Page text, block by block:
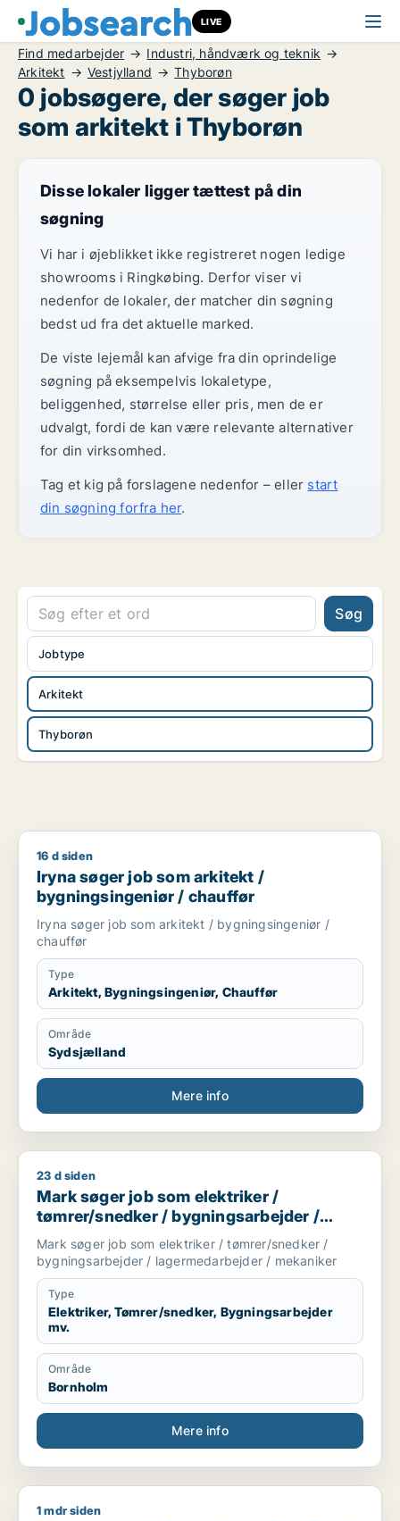
LIVE
Find medarbejder
Industri, håndværk og teknik
Arkitekt
Vestjylland Thyborøn
0 jobsøgere, der søger job
som arkitekt i Thyborøn
Disse lokaler ligger tættest på din
søgning
Vi har i øjeblikket ikke registreret nogen ledige
showrooms i Ringkøbing. Derfor viser vi
nedenfor de lokaler, der matcher din søgning
bedst ud fra det aktuelle marked.
De viste lejemål kan afvige fra din oprindelige
søgning på eksempelvis lokaletype,
beliggenhed, størrelse eller pris, men de er
udvalgt, fordi de kan være relevante alternativer
for din virksomhed.
Tag et kig på forslagene nedenfor – eller start
din søgning forfra her.
Søg
Arkitekt
Thyborøn
Jobtype
Iryna søger job som arkitekt / bygningsingeniør / chauffør
16 d siden
Iryna søger job som arkitekt /
bygningsingeniør / chauffør
Iryna søger job som arkitekt / bygningsingeniør /
chauffør
Type
Arkitekt, Bygningsingeniør, Chauffør
Område
Sydsjælland
Mere info
Mark søger job som elektriker / tømrer/snedker /
23 d siden
Mark søger job som elektriker /
tømrer/snedker / bygningsarbejder /
lagermedarbejder / mekaniker
Mark søger job som elektriker / tømrer/snedker /
bygningsarbejder / lagermedarbejder / mekaniker
Type
Elektriker, Tømrer/snedker, Bygningsarbejder
mv.
Område
Bornholm
Mere info
Magnus søger job som tømrer/snedker / arkitekt
1 mdr siden